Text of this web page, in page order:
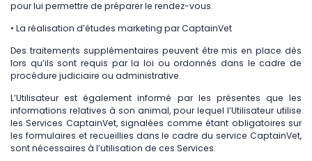
pour lui permettre de préparer le rendez-vous.
• La réalisation d’études marketing par CaptainVet
Des traitements supplémentaires peuvent être mis en place dès
lors qu’ils sont requis par la loi ou ordonnés dans le cadre de
procédure judiciaire ou administrative.
L’Utilisateur est également informé par les présentes que les
informations relatives à son animal, pour lequel l’Utilisateur utilise
les Services CaptainVet, signalées comme étant obligatoires sur
les formulaires et recueillies dans le cadre du service CaptainVet,
sont nécessaires à l’utilisation de ces Services.